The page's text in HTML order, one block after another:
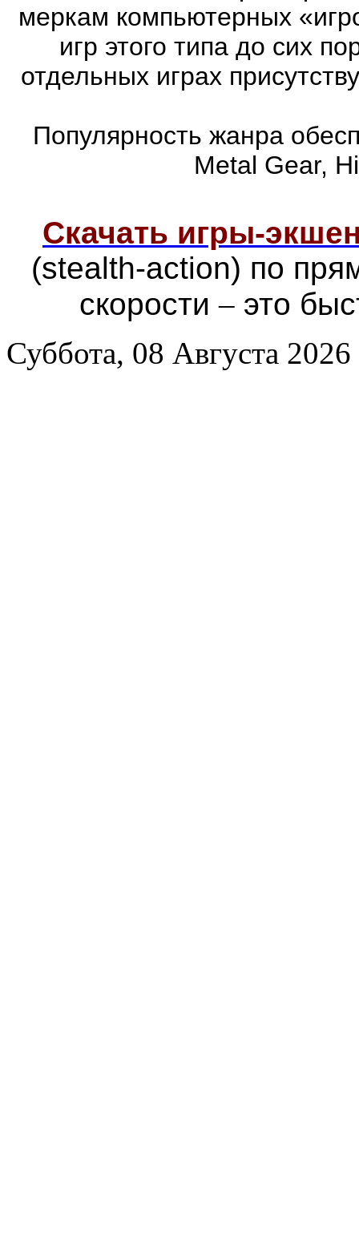
меркам компьютерных
игр этого типа до сих
отдельных играх
Популярность жанра
Metal Gear,
Скачать игры-
(stealth-action) по
скорости– это
Суббота, 08 Августа 2026